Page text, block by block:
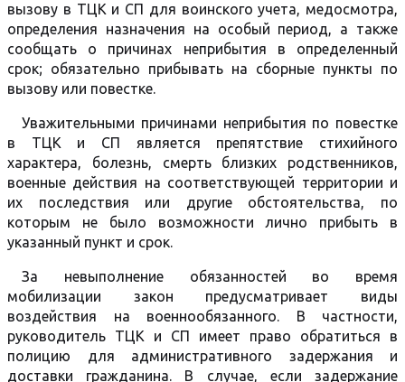
вызову в ТЦК и СП для воинского учета, медосмотра,
определения назначения на особый период, а также
сообщать о причинах неприбытия в определенный
срок; обязательно прибывать на сборные пункты по
вызову или повестке.
Уважительными причинами неприбытия по повестке
в ТЦК и СП является препятствие стихийного
характера, болезнь, смерть близких родственников,
военные действия на соответствующей территории и
их последствия или другие обстоятельства, по
которым не было возможности лично прибыть в
указанный пункт и срок.
За невыполнение обязанностей во время
мобилизации закон предусматривает виды
воздействия на военнообязанного. В частности,
руководитель ТЦК и СП имеет право обратиться в
полицию для административного задержания и
доставки гражданина. В случае, если задержание